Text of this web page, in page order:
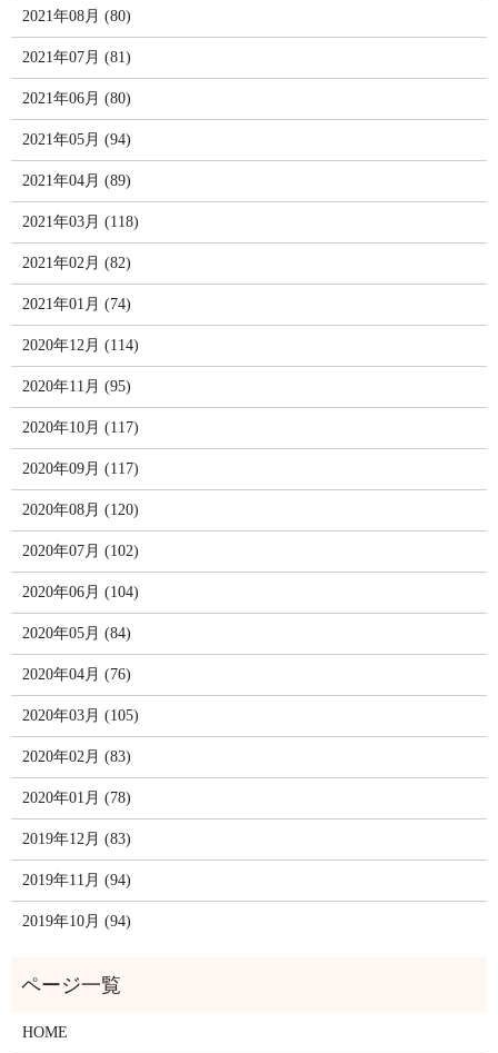
2021年08月 (80)
2021年07月 (81)
2021年06月 (80)
2021年05月 (94)
2021年04月 (89)
2021年03月 (118)
2021年02月 (82)
2021年01月 (74)
2020年12月 (114)
2020年11月 (95)
2020年10月 (117)
2020年09月 (117)
2020年08月 (120)
2020年07月 (102)
2020年06月 (104)
2020年05月 (84)
2020年04月 (76)
2020年03月 (105)
2020年02月 (83)
2020年01月 (78)
2019年12月 (83)
2019年11月 (94)
2019年10月 (94)
HOME